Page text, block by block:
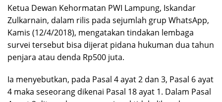
Ketua Dewan Kehormatan PWI Lampung, Iskandar
Zulkarnain, dalam rilis pada sejumlah grup WhatsApp,
Kamis (12/4/2018), mengatakan tindakan lembaga
survei tersebut bisa dijerat pidana hukuman dua tahun
penjara atau denda Rp500 juta.
Ia menyebutkan, pada Pasal 4 ayat 2 dan 3, Pasal 6 ayat
4 maka seseorang dikenai Pasal 18 ayat 1. Dalam Pasal